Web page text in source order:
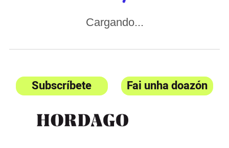
Cargando...
Subscríbete Fai unha doazón